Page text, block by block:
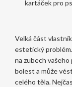
kartáček pro
Velká část
estetický
na zubech vašeho
bolest a může
celého těla.